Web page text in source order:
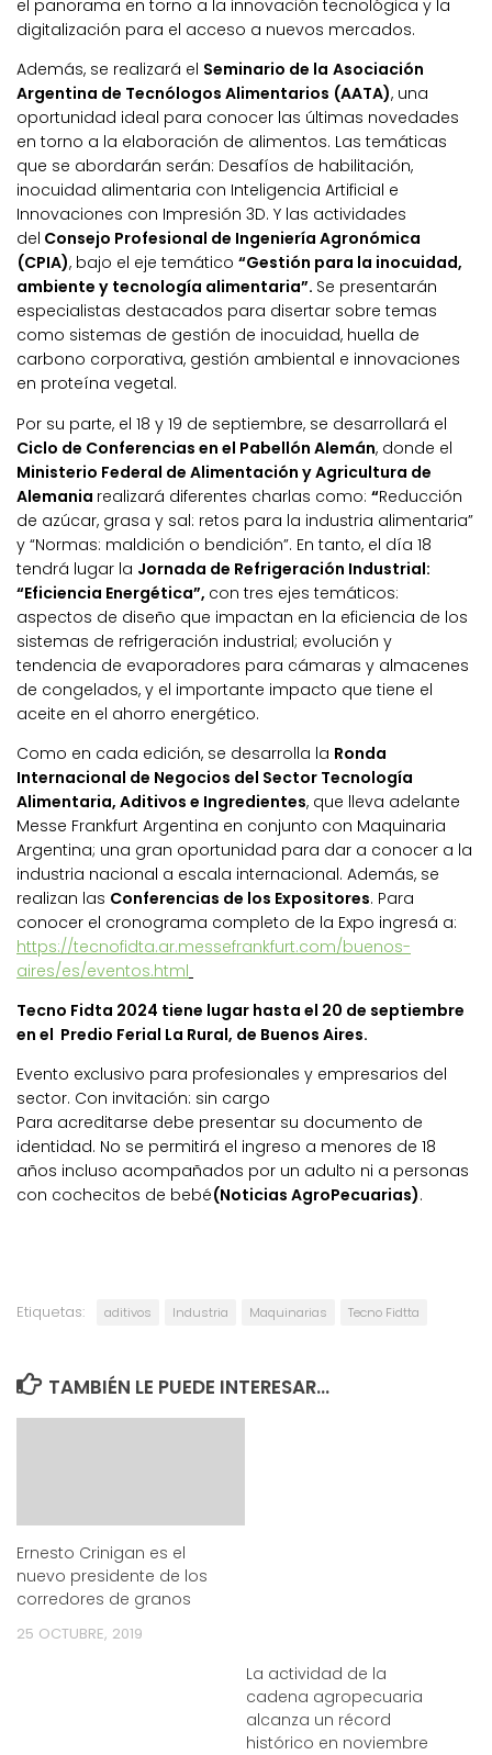
el panorama en torno a la innovación tecnológica y la
digitalización para el acceso a nuevos mercados.
Además, se realizará el Seminario de la Asociación
Argentina de Tecnólogos Alimentarios (AATA), una
oportunidad ideal para conocer las últimas novedades
en torno a la elaboración de alimentos. Las temáticas
que se abordarán serán: Desafíos de habilitación,
inocuidad alimentaria con Inteligencia Artificial e
Innovaciones con Impresión 3D. Y las actividades
del Consejo Profesional de Ingeniería Agronómica
(CPIA), bajo el eje temático “Gestión para la inocuidad,
ambiente y tecnología alimentaria”. Se presentarán
especialistas destacados para disertar sobre temas
como sistemas de gestión de inocuidad, huella de
carbono corporativa, gestión ambiental e innovaciones
en proteína vegetal.
Por su parte, el 18 y 19 de septiembre, se desarrollará el
Ciclo de Conferencias en el Pabellón Alemán, donde el
Ministerio Federal de Alimentación y Agricultura de
Alemania realizará diferentes charlas como: “Reducción
de azúcar, grasa y sal: retos para la industria alimentaria”
y “Normas: maldición o bendición”. En tanto, el día 18
tendrá lugar la Jornada de Refrigeración Industrial:
“Eficiencia Energética”, con tres ejes temáticos:
aspectos de diseño que impactan en la eficiencia de los
sistemas de refrigeración industrial; evolución y
tendencia de evaporadores para cámaras y almacenes
de congelados, y el importante impacto que tiene el
aceite en el ahorro energético.
Como en cada edición, se desarrolla la Ronda
Internacional de Negocios del Sector Tecnología
Alimentaria, Aditivos e Ingredientes, que lleva adelante
Messe Frankfurt Argentina en conjunto con Maquinaria
Argentina; una gran oportunidad para dar a conocer a la
industria nacional a escala internacional. Además, se
realizan las Conferencias de los Expositores. Para
conocer el cronograma completo de la Expo ingresá a:
https://tecnofidta.ar.messefrankfurt.com/buenos-
aires/es/eventos.html
Tecno Fidta 2024 tiene lugar hasta el 20 de septiembre
en el Predio Ferial La Rural, de Buenos Aires.
Evento exclusivo para profesionales y empresarios del
sector. Con invitación: sin cargo
Para acreditarse debe presentar su documento de
identidad. No se permitirá el ingreso a menores de 18
años incluso acompañados por un adulto ni a personas
con cochecitos de bebé(Noticias AgroPecuarias).
Etiquetas: aditivos Industria Maquinarias Tecno Fidtta
TAMBIÉN LE PUEDE INTERESAR...
Ernesto Crinigan es el
nuevo presidente de los
corredores de granos
25 OCTUBRE, 2019
La actividad de la
cadena agropecuaria
alcanza un récord
histórico en noviembre